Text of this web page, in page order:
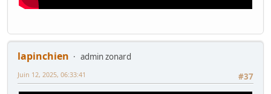
lapinchien
admin zonard
#37
Juin 12, 2025, 06:33:41